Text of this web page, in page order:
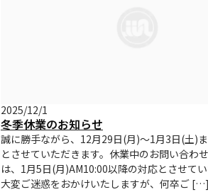
2025/12/1
冬季休業のお知らせ
誠に勝手ながら、12月29日(月)～1月3日(土)
とさせていただきます。休業中のお問い合わ
は、1月5日(月)AM10:00以降の対応とさせてい
大変ご迷惑をおかけいたしますが、何卒ご […]